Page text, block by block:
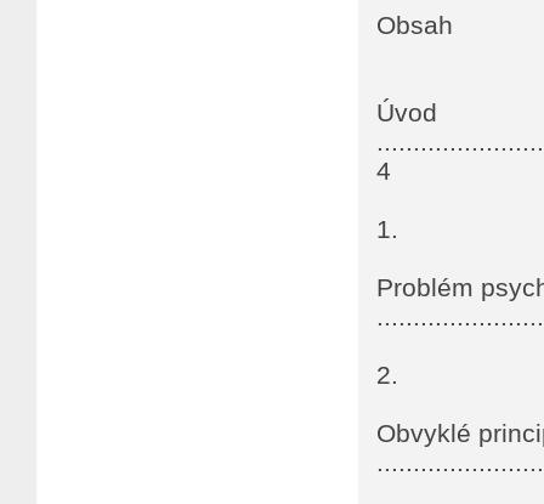
Obsah
Úvod
4
1.
Problém
2.
Obvyklé